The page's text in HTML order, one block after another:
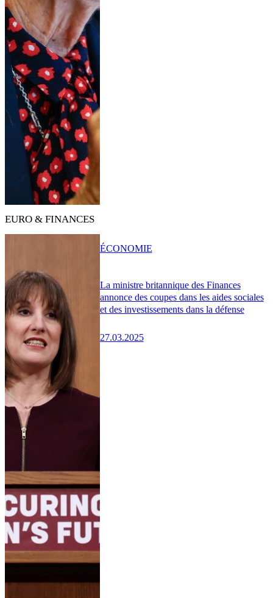
EURO & FINANCES
La ministre britannique des Finances
annonce des coupes dans les aides sociales
et des investissements dans la défense
27.03.2025
ÉCONOMIE